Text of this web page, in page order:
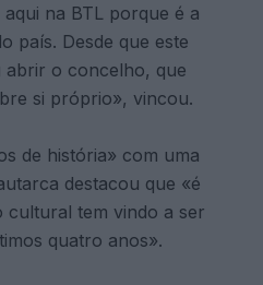
na BTL porque é a
país. Desde que este
o concelho, que
si próprio», vincou.
de história» com uma
destacou que «é
cultural tem vindo a ser
quatro anos».